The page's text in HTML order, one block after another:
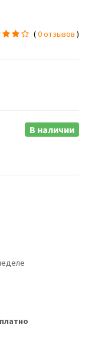
(0 отзывов )
В наличии